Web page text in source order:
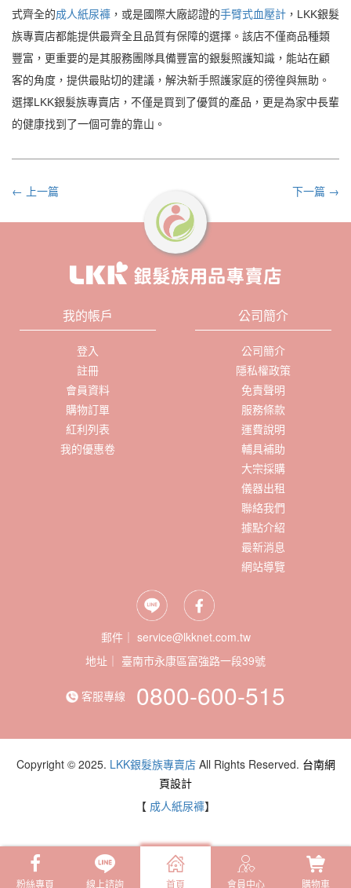
粉絲專頁 線上諮詢 首頁 會員中心 購物車
式齊全的成人紙尿褲 ，或是國際大廠認證的手臂式血壓計 ，LKK銀髮
族專賣店都能提供最齊全且品質有保障的選擇。該店不僅商品種類
豐富，更重要的是其服務團隊具備豐富的銀髮照護知識，能站在顧
客的角度，提供最貼切的建議，解決新手照護家庭的徬徨與無助。
選擇LKK銀髮族專賣店，不僅是買到了優質的產品，更是為家中長輩
的健康找到了一個可靠的靠山。
← 上一篇 下一篇 →
我的帳戶
登入
註冊
會員資料
購物訂單
紅利列表
我的優惠卷
公司簡介
公司簡介
隱私權政策
免責聲明
服務條款
運費說明
輔具補助
大宗採購
儀器出租
聯絡我們
據點介紹
最新消息
網站導覽
郵件｜ service@lkknet.com.tw
地址｜
客服專線 0800-600-515
Copyright © 2025. LKK銀髮族專賣店All Rights Reserved. 台南網
頁設計
【 成人紙尿褲】